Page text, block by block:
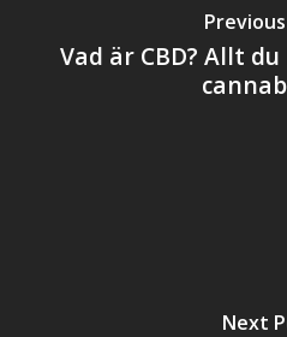
Vad är CBD? Allt
Next